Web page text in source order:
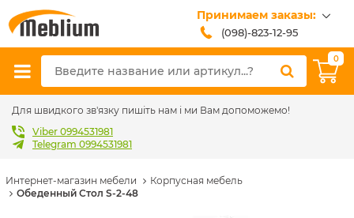
Принимаем заказы:
(098)-823-12-95
(099)-608-42-32
(093)-618-62-02
sales@meblium.com.ua
0
Для швидкого зв'язку пишіть нам і ми Вам допоможемо!
Viber 0994531981
Telegram 0994531981
Интернет-магазин мебели
Корпусная мебель
Обеденный Стол S-2-48